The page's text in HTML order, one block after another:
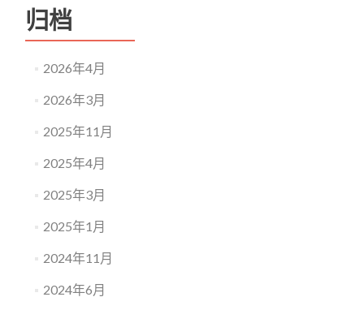
归档
2026年4月
2026年3月
2025年11月
2025年4月
2025年3月
2025年1月
2024年11月
2024年6月